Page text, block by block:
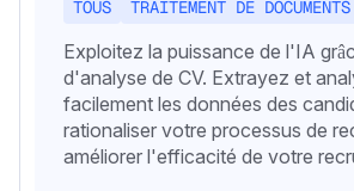
TOUS TRAITEMENT DE DOCUMENTS
Exploitez la puissance de l'IA
d'analyse de CV. Extrayez et
facilement les données des
rationaliser votre processus de
améliorer l'efficacité de votre